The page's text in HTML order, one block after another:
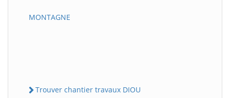
MONTAGNE
Trouver chantier travaux DIOU